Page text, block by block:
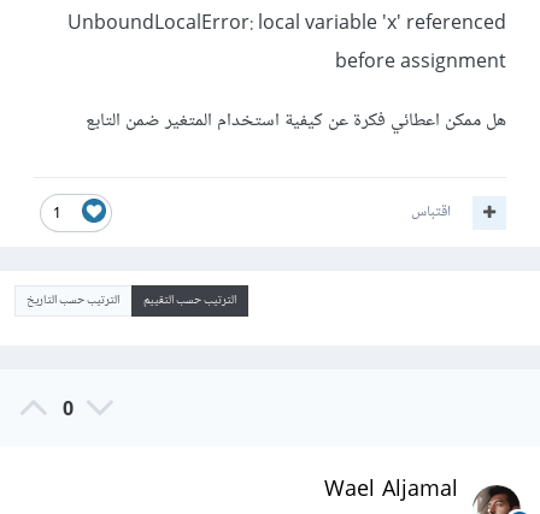
UnboundLocalError: local variable 'x' referenced
before assignment
هل ممكن اعطائي فكرة عن كيفية استخدام المتغير ضمن التابع
1 اقتباس
الترتيب حسب التقييم الترتيب حسب التاريخ
0
Wael Aljamal